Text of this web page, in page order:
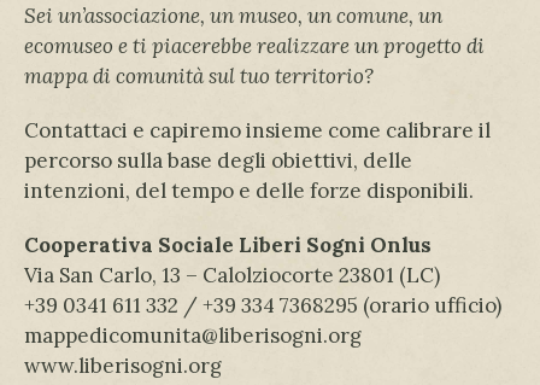
Sei un’associazione, un museo, un comune, un
ecomuseo e ti piacerebbe realizzare un progetto di
mappa di comunità sul tuo territorio?
Contattaci e capiremo insieme come calibrare il
percorso sulla base degli obiettivi, delle
intenzioni, del tempo e delle forze disponibili.
Cooperativa Sociale Liberi Sogni Onlus
Via San Carlo, 13 – Calolziocorte 23801 (LC)
+39 0341 611 332 / +39 334 7368295 (orario ufficio)
mappedicomunita@liberisogni.org
www.liberisogni.org